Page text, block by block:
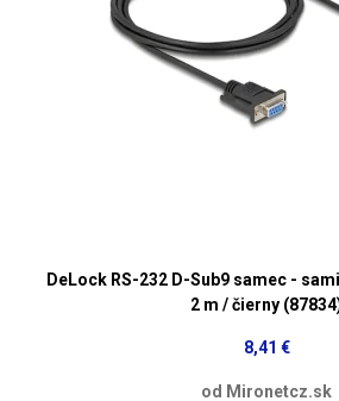
DeLock RS-232 D-Sub9 samec -
2 m / čierny
8,41 €
od Mironetcz.sk